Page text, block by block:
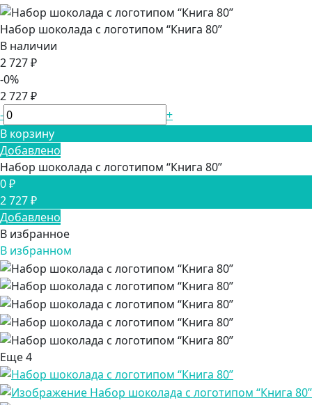
Набор шоколада с логотипом “Книга 80”
В наличии
2 727 ₽
-0%
2 727 ₽
-
+
В корзину
Добавлено
Набор шоколада с логотипом “Книга 80”
0 ₽
2 727 ₽
Добавлено
В избранное
В избранном
Еще4